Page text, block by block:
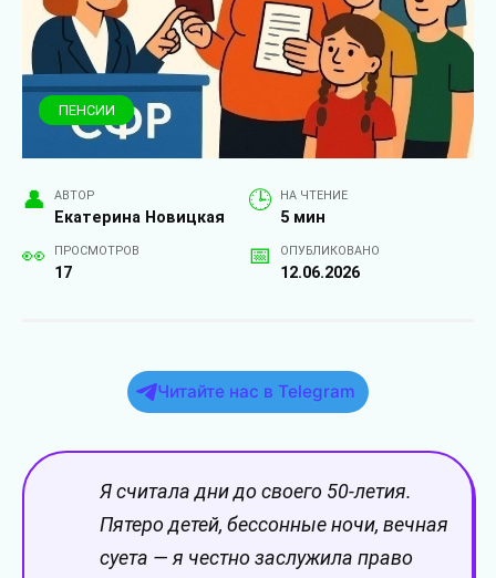
ПЕНСИИ
АВТОР
Екатерина Новицкая
НА ЧТЕНИЕ
5 мин
ПРОСМОТРОВ
17
ОПУБЛИКОВАНО
12.06.2026
Читайте нас в Telegram
Я считала дни до своего 50-летия.
Пятеро детей, бессонные ночи, вечная
суета — я честно заслужила право